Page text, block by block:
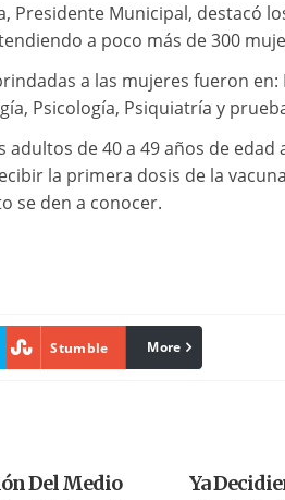
Presidente Municipal, destacó
a poco más de 300
a las mujeres fueron
Psicología, Psiquiatría y
adultos de 40 a 49 años de
la primera dosis de la
se den a conocer.
Stumble linkedin
More
Del Medio
Ya